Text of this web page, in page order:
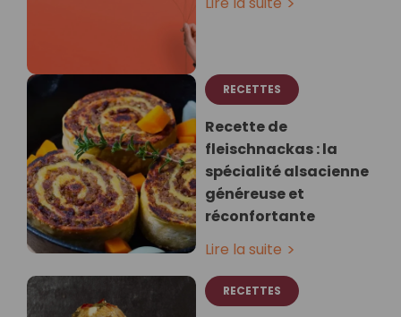
RECETTES
Recette de
fleischnackas : la
spécialité alsacienne
généreuse et
réconfortante
Lire la suite
RECETTES